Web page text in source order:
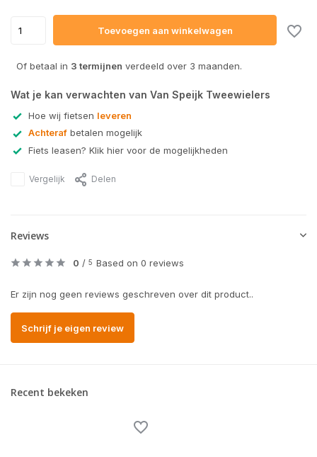
Toevoegen aan winkelwagen
Of betaal in 3 termijnen verdeeld over 3 maanden.
Wat je kan verwachten van Van Speijk Tweewielers
Hoe wij fietsen leveren
Achteraf betalen mogelijk
Fiets leasen? Klik hier voor de mogelijkheden
Vergelijk Delen
Reviews
0 / 5 Based on 0 reviews
Er zijn nog geen reviews geschreven over dit product..
Schrijf je eigen review
Recent bekeken